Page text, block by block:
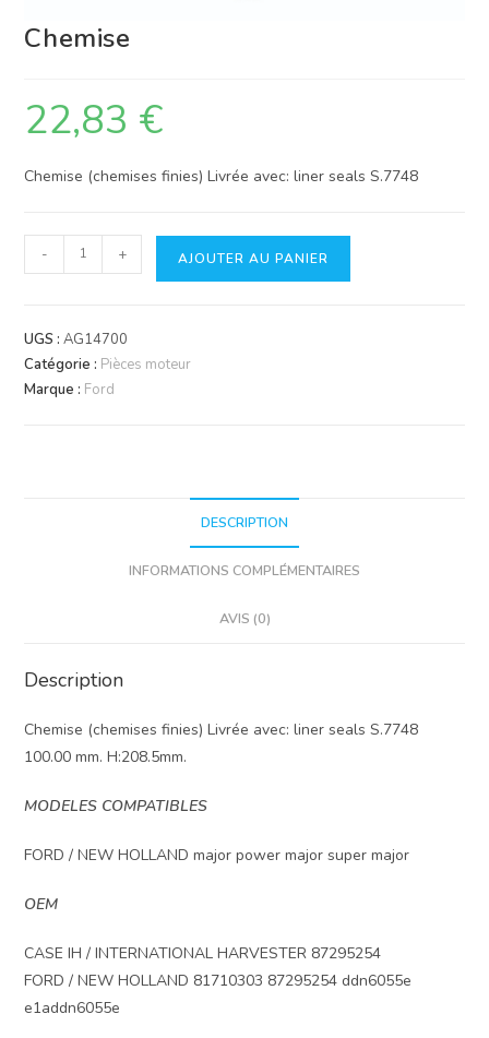
Chemise
22,83 €
Chemise (chemises finies) Livrée avec: liner seals S.7748
quantité
de
- + AJOUTER AU PANIER
UGS :AG14700
Catégorie : Pièces moteur
Marque : Ford
DESCRIPTION
INFORMATIONS COMPLÉMENTAIRES
AVIS (0)
Description
Chemise (chemises finies) Livrée avec: liner seals S.7748
100.00 mm. H:208.5mm.
MODELES COMPATIBLES
FORD / NEW HOLLAND major power major super major
OEM
CASE IH / INTERNATIONAL HARVESTER 87295254
FORD / NEW HOLLAND 81710303 87295254 ddn6055e
e1addn6055e